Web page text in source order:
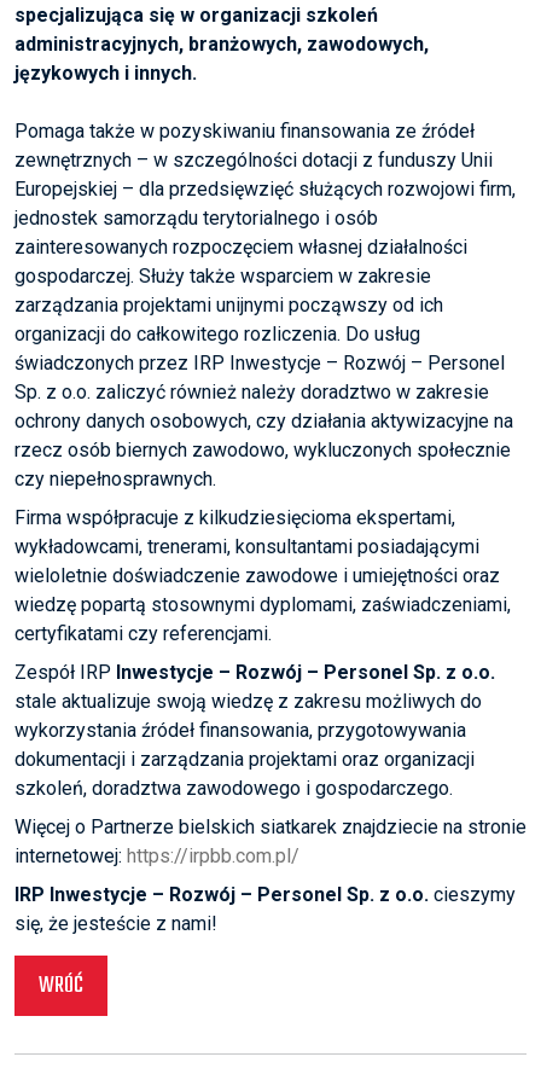
specjalizująca się w organizacji szkoleń
administracyjnych, branżowych, zawodowych,
językowych i innych.
Pomaga także w pozyskiwaniu finansowania ze źródeł
zewnętrznych – w szczególności dotacji z funduszy Unii
Europejskiej – dla przedsięwzięć służących rozwojowi firm,
jednostek samorządu terytorialnego i osób
zainteresowanych rozpoczęciem własnej działalności
gospodarczej. Służy także wsparciem w zakresie
zarządzania projektami unijnymi począwszy od ich
organizacji do całkowitego rozliczenia. Do usług
świadczonych przez IRP Inwestycje – Rozwój – Personel
Sp. z o.o. zaliczyć również należy doradztwo w zakresie
ochrony danych osobowych, czy działania aktywizacyjne na
rzecz osób biernych zawodowo, wykluczonych społecznie
czy niepełnosprawnych.
Firma współpracuje z kilkudziesięcioma ekspertami,
wykładowcami, trenerami, konsultantami posiadającymi
wieloletnie doświadczenie zawodowe i umiejętności oraz
wiedzę popartą stosownymi dyplomami, zaświadczeniami,
certyfikatami czy referencjami.
Zespół IRP Inwestycje – Rozwój – Personel Sp. z o.o.
stale aktualizuje swoją wiedzę z zakresu możliwych do
wykorzystania źródeł finansowania, przygotowywania
dokumentacji i zarządzania projektami oraz organizacji
szkoleń, doradztwa zawodowego i gospodarczego.
Więcej o Partnerze bielskich siatkarek znajdziecie na stronie
internetowej: https://irpbb.com.pl/
IRP Inwestycje – Rozwój – Personel Sp. z o.o. cieszymy
się, że jesteście z nami!
WRÓĆ